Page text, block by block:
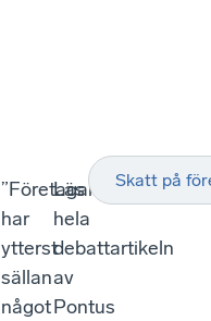
”Företagare
har
ytterst
sällan
något
Läs
hela
debattartikeln
av
Pontus
Skatt på